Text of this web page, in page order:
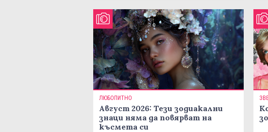
ЛЮБОПИТНО
Август 2026: Тези зодиакални
знаци няма да повярват на
късмета си